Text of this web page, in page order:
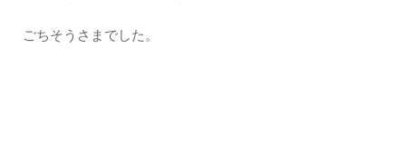
ごちそうさまでした。